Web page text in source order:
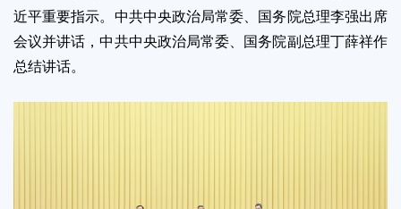
近平重要指示。中共中央政治局常委、国务院总理李强出席
会议并讲话，中共中央政治局常委、国务院副总理丁薛祥作
总结讲话。